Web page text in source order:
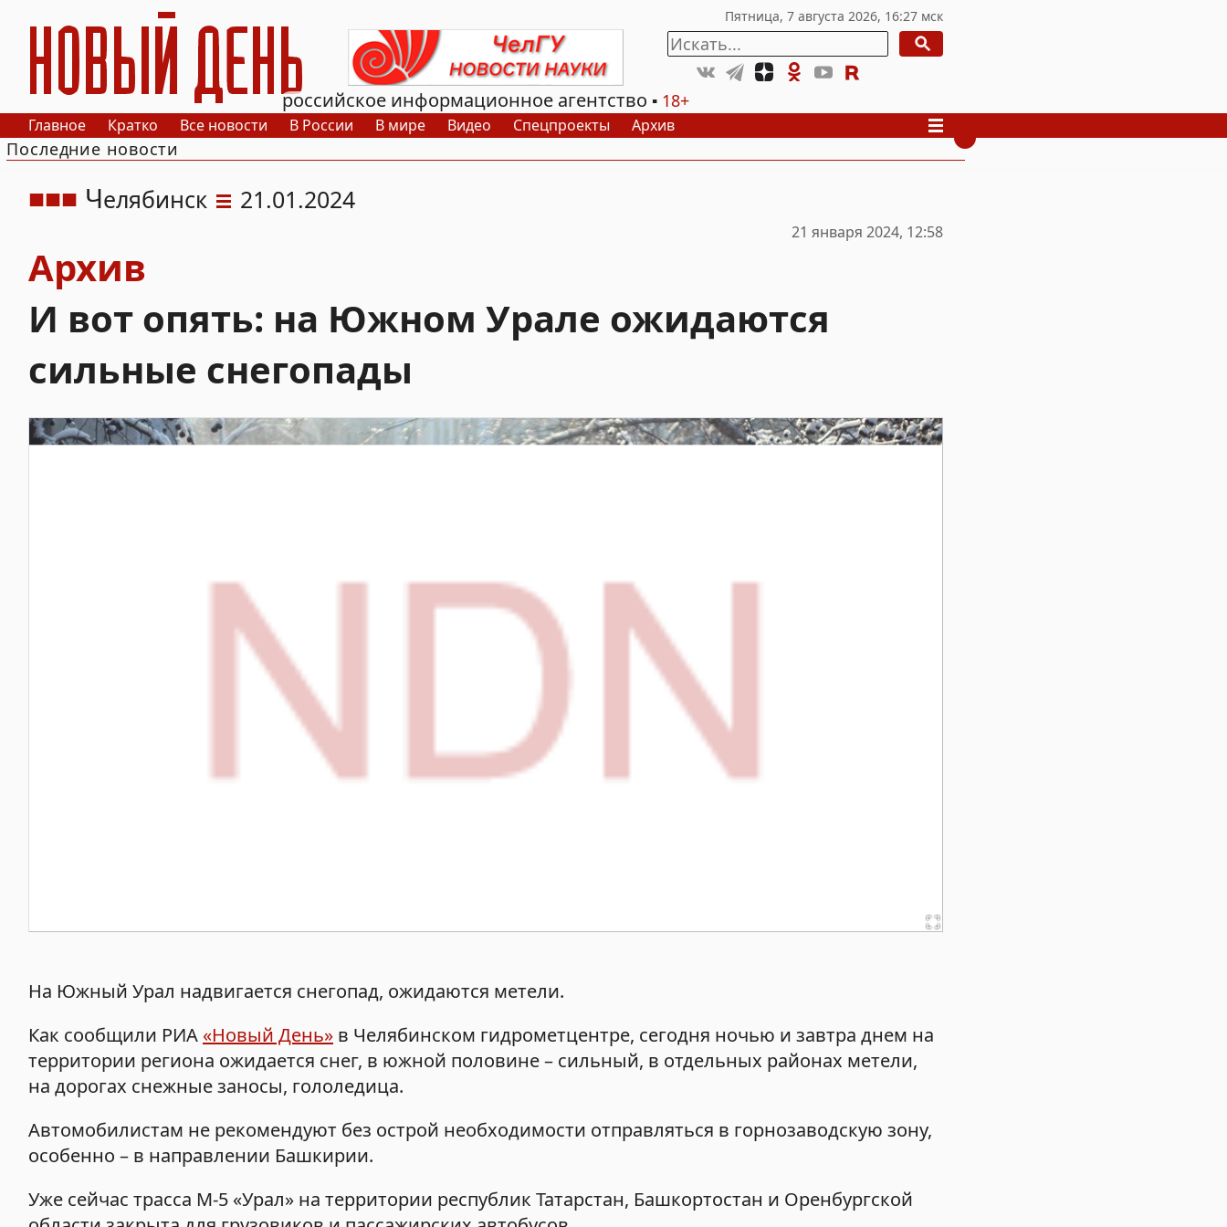
РИА Новый День
российское информационное агентство
18+
Главное Кратко Все новости В России В мире Видео Спецпроекты Архив
Последние новости
Челябинск 21.01.2024
21 января 2024, 12:58
Архив
И вот опять: на Южном Урале ожидаются
сильные снегопады
На Южный Урал надвигается снегопад, ожидаются метели.
Как сообщили РИА«Новый День» в Челябинском гидрометцентре, сегодня ночью и завтра днем на
территории региона ожидается снег, в южной половине – сильный, в отдельных районах метели,
на дорогах снежные заносы, гололедица.
Автомобилистам не рекомендуют без острой необходимости отправляться в горнозаводскую зону,
особенно – в направлении Башкирии.
Уже сейчас трасса М-5 «Урал» на территории республик Татарстан, Башкортостан и Оренбургской